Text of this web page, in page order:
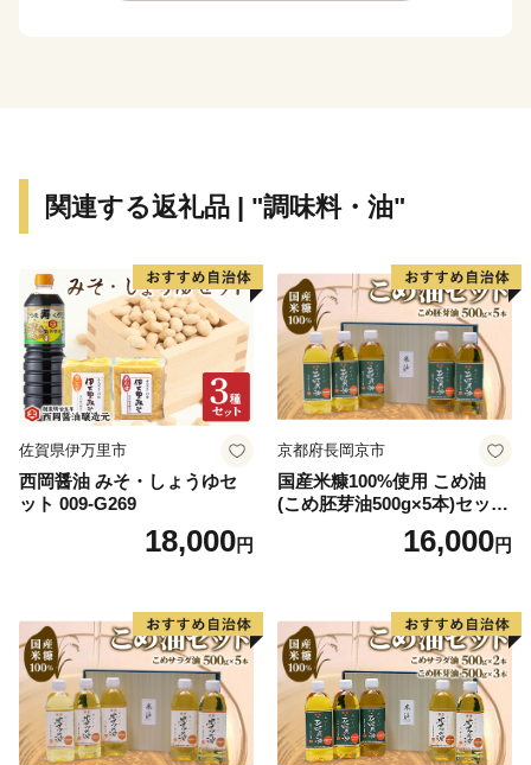
られています。何より魅力的なのは、これら産品をつく
るならぜひ買ってみたい！」。そう思わせてくれる個性
豊かな生産者のこだわりが詰まった島の恵みをぜひお楽
しみください。
■島ならではの体験にも注目
島の風光明媚な自然環境を生かした体験プログラムもお
ススメです。表情豊かな海で行われるカヌーやSUPなど
のマリンアクティビティ、春秋の行楽シーズンはサイク
ん狩りやいちご狩り、イチジク狩りなどの収穫体験も季
寄せで島の味を堪能した後は、ぜひ島にも遊びに来てく
ださい。
関連する返礼品 | "調味料・油"
佐賀県伊万里市
西岡醤油 みそ・しょうゆセ
ット 009-G269
18,000円
京都府長岡京市
国産米糠100%使用 こめ油
(こめ胚芽油500g×5本)セット
16,000円